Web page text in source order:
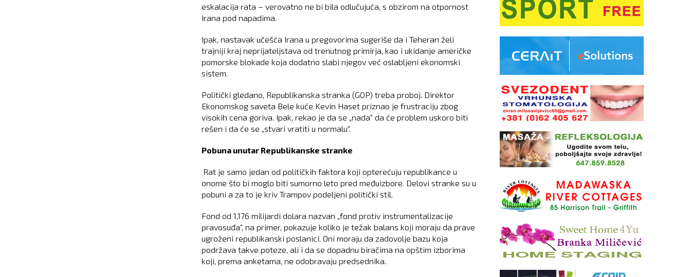
eskalacija rata – verovatno ne bi bila odlučujuća, s obzirom na otpornost
Irana pod napadima.
Ipak, nastavak učešća Irana u pregovorima sugeriše da i Teheran želi
trajniji kraj neprijateljstava od trenutnog primirja, kao i ukidanje američke
pomorske blokade koja dodatno slabi njegov već oslabljeni ekonomski
sistem.
Politički gledano, Republikanska stranka (GOP) treba proboj. Direktor
Ekonomskog saveta Bele kuće Kevin Haset priznao je frustraciju zbog
visokih cena goriva. Ipak, rekao je da se „nada“ da će problem uskoro biti
rešen i da će se „stvari vratiti u normalu“.
Pobuna unutar Republikanske stranke
Rat je samo jedan od političkih faktora koji opterećuju republikance u
onome što bi moglo biti sumorno leto pred međuizbore. Delovi stranke su u
pobuni a za to je kriv Trampov podeljeni politički stil.
Fond od 1,176 milijardi dolara nazvan „fond protiv instrumentalizacije
pravosuđa“, na primer, pokazuje koliko je težak balans koji moraju da prave
ugroženi republikanski poslanici. Oni moraju da zadovolje bazu koja
podržava takve poteze, ali i da se dopadnu biračima na opštim izborima
koji, prema anketama, ne odobravaju predsednika.